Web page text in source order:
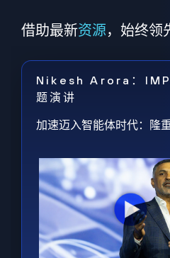
借助最新资源，始终领
Nikesh Arora：
题演讲
加速迈入智能体时代：隆